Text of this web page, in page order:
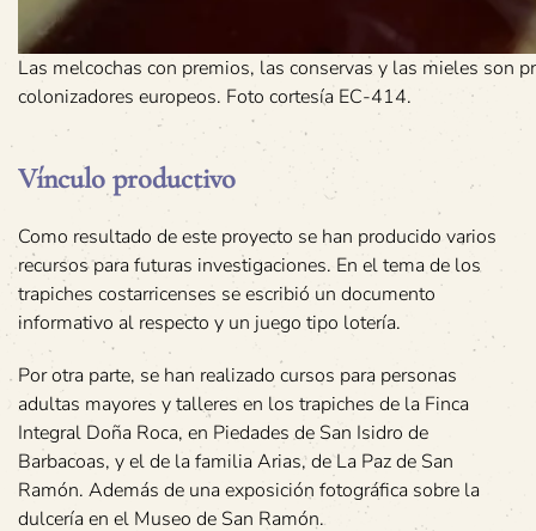
Las melcochas con premios, las conservas y las mieles son
colonizadores europeos. Foto cortesía EC-414.
Vínculo productivo
Como resultado de este proyecto se han producido varios
recursos para futuras investigaciones. En el tema de los
trapiches costarricenses se escribió un documento
informativo al respecto y un juego tipo lotería.
Por otra parte, se han realizado cursos para personas
adultas mayores y talleres en los trapiches de la Finca
Integral Doña Roca, en Piedades de San Isidro de
Barbacoas, y el de la familia Arias, de La Paz de San
Ramón. Además de una exposición fotográfica sobre la
dulcería en el Museo de San Ramón.